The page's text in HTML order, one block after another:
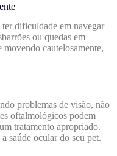
dificuldade em navegar
ou quedas em
movendo cautelosamente,
problemas de visão, não
oftalmológicos podem
tratamento apropriado.
saúde ocular do seu pet.